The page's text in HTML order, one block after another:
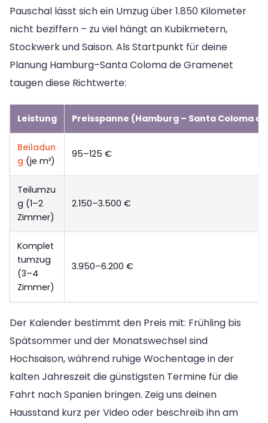
Pauschal lässt sich ein Umzug über 1.850 Kilometer
nicht beziffern – zu viel hängt an Kubikmetern,
Stockwerk und Saison. Als Startpunkt für deine
Planung Hamburg–Santa Coloma de Gramenet
taugen diese Richtwerte:
Leistung Preisspanne (Hamburg – Santa Coloma
Beiladun
g (je m³)
95–125 €
Teilumzu
g (1–2
Zimmer)
2.150–3.500 €
Komplet
tumzug
(3–4
Zimmer)
3.950–6.200 €
Der Kalender bestimmt den Preis mit: Frühling bis
Spätsommer und der Monatswechsel sind
Hochsaison, während ruhige Wochentage in der
kalten Jahreszeit die günstigsten Termine für die
Fahrt nach Spanien bringen. Zeig uns deinen
Hausstand kurz per Video oder beschreib ihn am